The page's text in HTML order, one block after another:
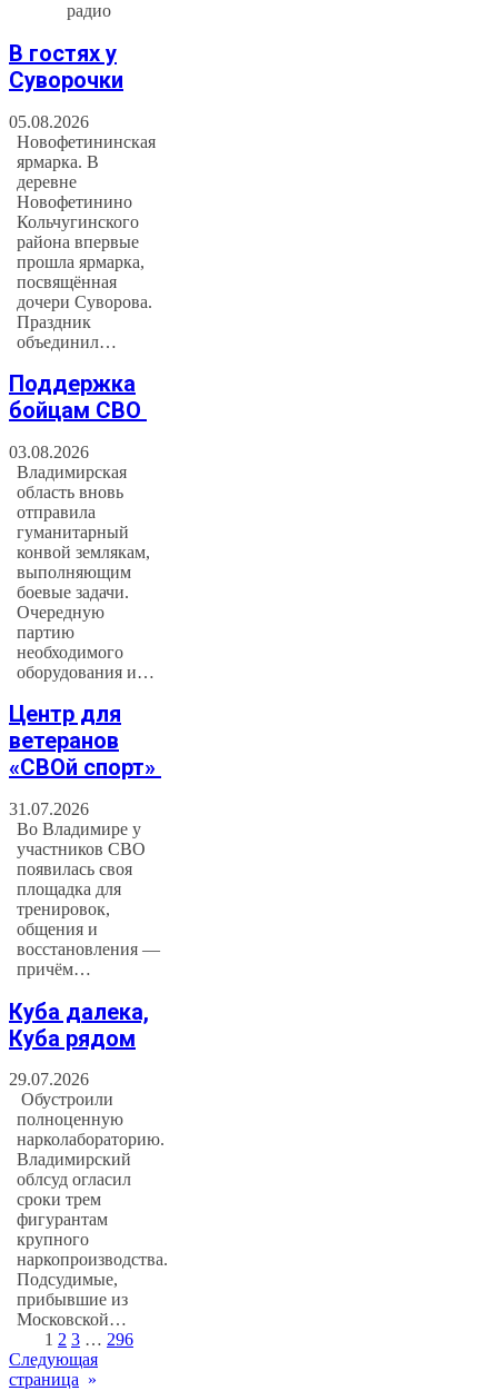
радио
В гостях у
Суворочки
05.08.2026
Новофетининская
ярмарка. В
деревне
Новофетинино
Кольчугинского
района впервые
прошла ярмарка,
посвящённая
дочери Суворова.
Праздник
объединил…
Поддержка
бойцам СВО
03.08.2026
Владимирская
область вновь
отправила
гуманитарный
конвой землякам,
выполняющим
боевые задачи.
Очередную
партию
необходимого
оборудования и…
Центр для
ветеранов
«СВОй спорт»
31.07.2026
Во Владимире у
участников СВО
появилась своя
площадка для
тренировок,
общения и
восстановления —
причём…
Куба далека,
Куба рядом
29.07.2026
Обустроили
полноценную
нарколабораторию.
Владимирский
облсуд огласил
сроки трем
фигурантам
крупного
наркопроизводства.
Подсудимые,
прибывшие из
Московской…
1 2 3 … 296
Следующая
страница »